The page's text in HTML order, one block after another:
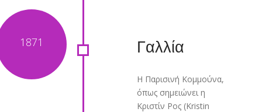
Γαλλία
Η Παρισινή Κομμούνα,
όπως σημειώνει η
Κριστίν Ρος (Kristin